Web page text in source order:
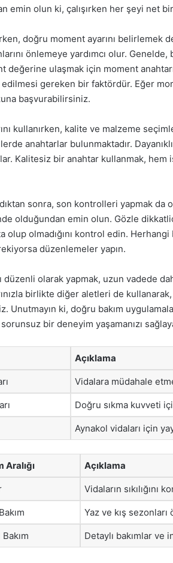
emin olun ki, çalışırken her şeyi net
doğru moment ayarını belirlemek
önlemeye yardımcı olur.
değerine ulaşmak için moment
edilmesi gereken bir faktördür. Eğer
başvurabilirsiniz.
kullanırken, kalite ve malzeme
anahtarlar bulunmaktadır.
Kalitesiz bir anahtar kullanmak,
sonra, son kontrolleri yapmak da
olduğundan emin olun. Gözle
olup olmadığını kontrol edin.
düzenlemeler yapın.
düzenli olarak yapmak, uzun vadede
birlikte diğer aletleri de
Unutmayın ki, doğru bakım
bir deneyim yaşamanızı
Açıklama
Vidalara müdahale
Doğru sıkma kuvveti
Aynakol vidaları için
Aralığı Açıklama
Vidaların sıkılığını
Yaz ve kış sezonları
Detaylı bakımlar ve